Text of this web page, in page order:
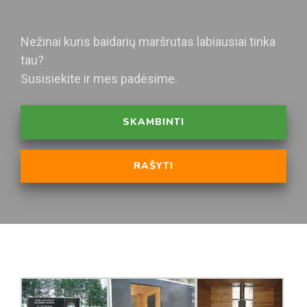
Nežinai kuris baidarių maršrutas labiausiai tinka
tau?
Susisiekite ir mes padėsime.
SKAMBINTI
RAŠYTI